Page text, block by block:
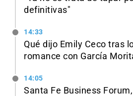
definitivas"
14:33
Qué dijo Emily Ceco tras
romance con García
14:05
Santa Fe Business